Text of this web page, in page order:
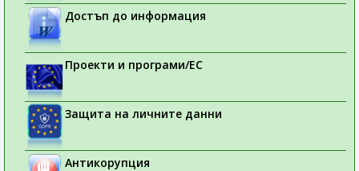
Достъп до информация
Проекти и програми/ЕС
Защита на личните данни
Антикорупция